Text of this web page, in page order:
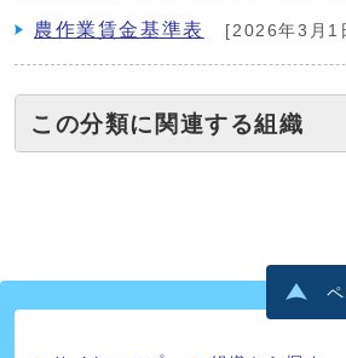
農作業賃金基準表 [2026年3月1
この分類に関連する組織